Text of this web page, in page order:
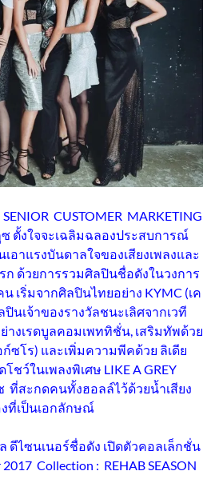
CUSTOMER MARKETING
ซ ตั้งใจจะเฉลิมฉลองประสบการณ์
าแรงบันดาลใจของเสียงเพลงและ
ด้วยการรวมศิลปินชื่อดังในวงการ
เริ่มจากศิลปินไทยอย่าง KYMC (เค
ปินเจ้าของรางวัลชนะเลิศจากเวที
งเรดบูลคอมเพททิชั่น, เสริมทัพด้วย
ซโร) และเพิ่มความพีคด้วย ลิเดีย
ว์ในเพลงพิเศษ LIKE A GREY
ที่สะกดคนทั้งฮอลล์ไว้ด้วยน้ำเสียง
ที่เป็นเอกลักษณ์
ดีไซนเนอร์ชื่อดัง เปิดตัวคอลเล็กชั่น
Collection : REHAB SEASON